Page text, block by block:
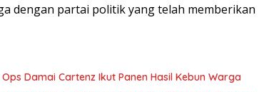
dengan partai politik yang telah memberikan
Damai Cartenz Ikut Panen Hasil Kebun Warga